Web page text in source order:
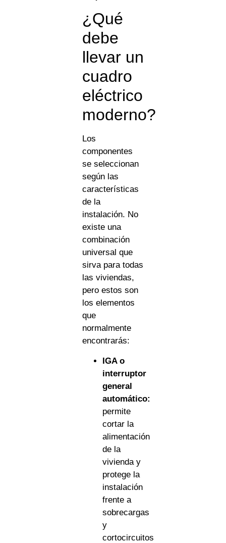
¿Qué
debe
llevar un
cuadro
eléctrico
moderno?
Los
componentes
se seleccionan
según las
características
de la
instalación. No
existe una
combinación
universal que
sirva para todas
las viviendas,
pero estos son
los elementos
que
normalmente
encontrarás:
IGA o
interruptor
general
automático:
permite
cortar la
alimentación
de la
vivienda y
protege la
instalación
frente a
sobrecargas
y
cortocircuitos